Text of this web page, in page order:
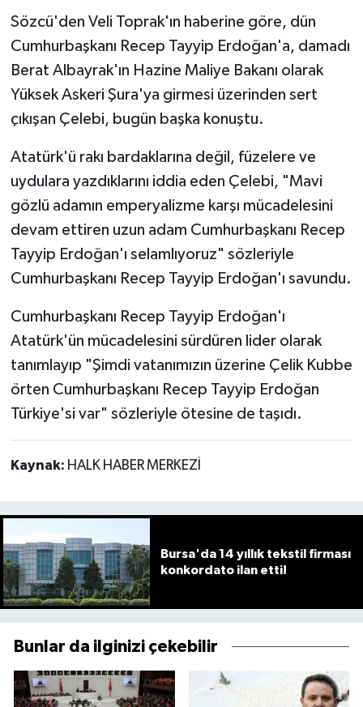
Sözcü'den Veli Toprak'ın haberine göre, dün
Cumhurbaşkanı Recep Tayyip Erdoğan'a, damadı
Berat Albayrak'ın Hazine Maliye Bakanı olarak
Yüksek Askeri Şura'ya girmesi üzerinden sert
çıkışan Çelebi, bugün başka konuştu.
Atatürk'ü rakı bardaklarına değil, füzelere ve
uydulara yazdıklarını iddia eden Çelebi, "Mavi
gözlü adamın emperyalizme karşı mücadelesini
devam ettiren uzun adam Cumhurbaşkanı Recep
Tayyip Erdoğan'ı selamlıyoruz" sözleriyle
Cumhurbaşkanı Recep Tayyip Erdoğan'ı savundu.
Cumhurbaşkanı Recep Tayyip Erdoğan'ı
Atatürk'ün mücadelesini sürdüren lider olarak
tanımlayıp "Şimdi vatanımızın üzerine Çelik Kubbe
örten Cumhurbaşkanı Recep Tayyip Erdoğan
Türkiye'si var" sözleriyle ötesine de taşıdı.
Kaynak: HALK HABER MERKEZİ
Bursa'da 14 yıllık tekstil firması
konkordato ilan etti!
Bunlar da ilginizi çekebilir